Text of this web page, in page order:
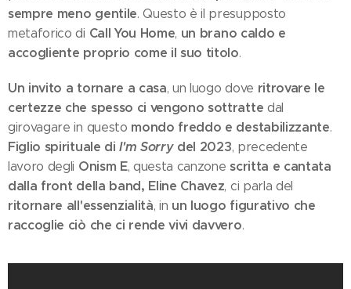
sempre meno gentile. Questo è il presupposto
metaforico di Call You Home, un brano caldo e
accogliente proprio come il suo titolo.
Un invito a tornare a casa, un luogo dove ritrovare le
certezze che spesso ci vengono sottratte dal
girovagare in questo mondo freddo e destabilizzante.
Figlio spirituale diI'm Sorrydel 2023, precedente
lavoro degli Onism E, questa canzonescritta e cantata
dalla front della band, Eline Chavez, ci parla del
ritornare all'essenzialità, in un luogo figurativo che
raccoglie ciò che ci rende vivi davvero.